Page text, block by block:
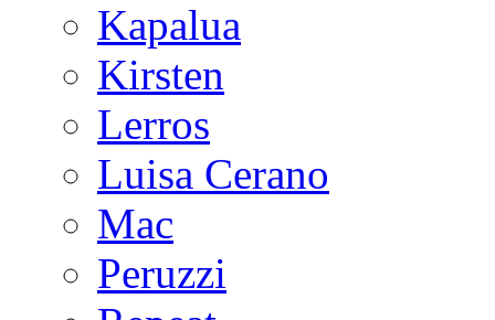
Kapalua
Kirsten
Lerros
Luisa Cerano
Mac
Peruzzi